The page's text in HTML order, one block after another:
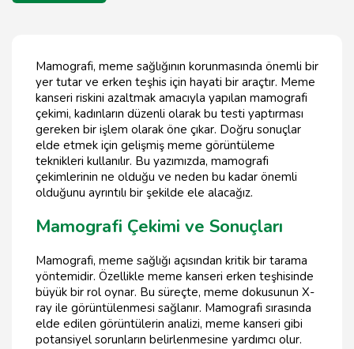
Mamografi, meme sağlığının korunmasında önemli bir
yer tutar ve erken teşhis için hayati bir araçtır. Meme
kanseri riskini azaltmak amacıyla yapılan mamografi
çekimi, kadınların düzenli olarak bu testi yaptırması
gereken bir işlem olarak öne çıkar. Doğru sonuçlar
elde etmek için gelişmiş meme görüntüleme
teknikleri kullanılır. Bu yazımızda, mamografi
çekimlerinin ne olduğu ve neden bu kadar önemli
olduğunu ayrıntılı bir şekilde ele alacağız.
Mamografi Çekimi ve Sonuçları
Mamografi, meme sağlığı açısından kritik bir tarama
yöntemidir. Özellikle meme kanseri erken teşhisinde
büyük bir rol oynar. Bu süreçte, meme dokusunun X-
ray ile görüntülenmesi sağlanır. Mamografi sırasında
elde edilen görüntülerin analizi, meme kanseri gibi
potansiyel sorunların belirlenmesine yardımcı olur.